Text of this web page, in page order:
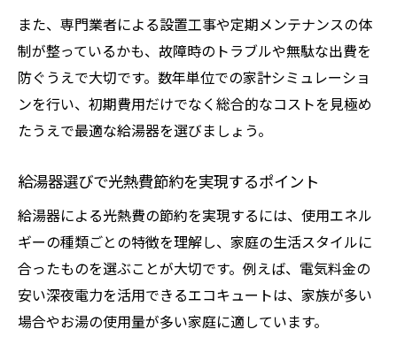
また、専門業者による設置工事や定期メンテナンスの体
制が整っているかも、故障時のトラブルや無駄な出費を
防ぐうえで大切です。数年単位での家計シミュレーショ
ンを行い、初期費用だけでなく総合的なコストを見極め
たうえで最適な給湯器を選びましょう。
給湯器選びで光熱費節約を実現するポイント
給湯器による光熱費の節約を実現するには、使用エネル
ギーの種類ごとの特徴を理解し、家庭の生活スタイルに
合ったものを選ぶことが大切です。例えば、電気料金の
安い深夜電力を活用できるエコキュートは、家族が多い
場合やお湯の使用量が多い家庭に適しています。